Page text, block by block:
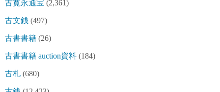
古寛永通宝 (2,361)
古文銭 (497)
古書書籍 (26)
古書書籍 auction資料 (184)
古札 (680)